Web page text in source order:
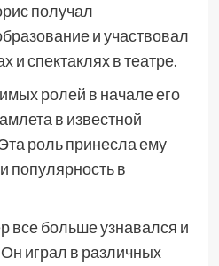
получал
и участвовал
и спектаклях в театре.
ролей в начале его
в известной
роль принесла ему
популярность в
все больше узнавался и
играл в различных